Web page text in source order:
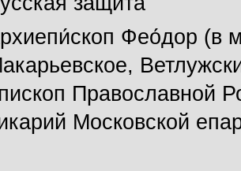
Фео́дор (в
Православной
Московской